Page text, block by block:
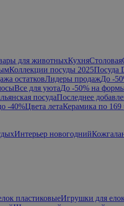
для животныхКухняСтоловая
Коллекции посуды 2025Посуда
остатковЛидеры продажДо -
Все для уютаДо -50% на
посудаПоследнее
-40%Цвета летаКерамика по 169
Интерьер новогодний
пластиковыеИгрушки для